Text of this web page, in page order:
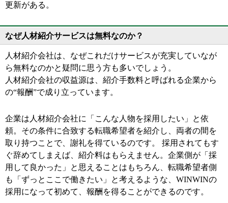
更新がある。
なぜ人材紹介サービスは無料なのか？
人材紹介会社は、なぜこれだけサービスが充実していなが
ら無料なのかと疑問に思う方も多いでしょう。
人材紹介会社の収益源は、紹介手数料と呼ばれる企業から
の“報酬”で成り立っています。
企業は人材紹介会社に「こんな人物を採用したい」と依
頼。その条件に合致する転職希望者を紹介し、両者の間を
取り持つことで、謝礼を得ているのです。 採用されてもす
ぐ辞めてしまえば、紹介料はもらえません。企業側が「採
用して良かった」と思えることはもちろん、転職希望者側
も「ずっとここで働きたい」と考えるような、WINWINの
採用になって初めて、報酬を得ることができるのです。